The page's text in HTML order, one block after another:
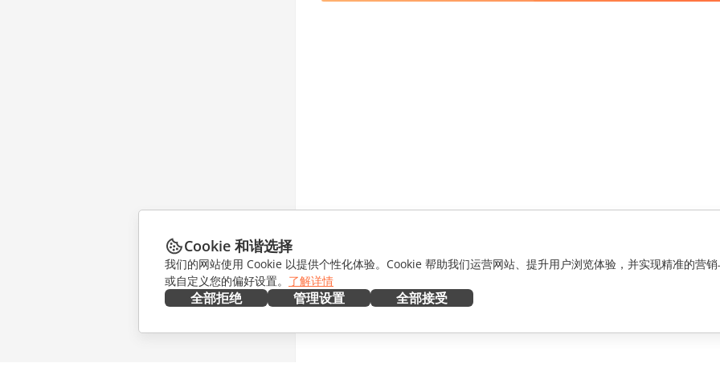
Cookie 和谐选择
我们的网站使用 Cookie 以提供个性化体验。Cookie 帮助我们运营网站、提升用户浏览体验，并实现精准的营
或自定义您的偏好设置。 了解详情
全部拒绝 管理设置 全部接受